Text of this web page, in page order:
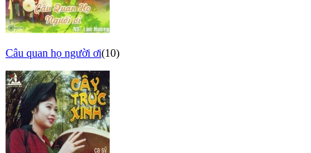
Câu quan họ người ơi(10)